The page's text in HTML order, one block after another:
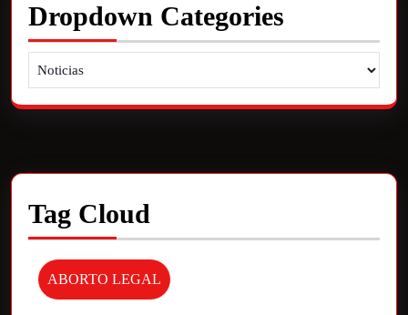
Dropdown Categories
Tag Cloud
ABORTO LEGAL